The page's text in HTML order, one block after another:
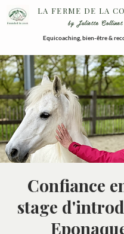
LA FERME DE LA
by Juliette Collinet
Equicoaching, bien-être &
Confiance
stage